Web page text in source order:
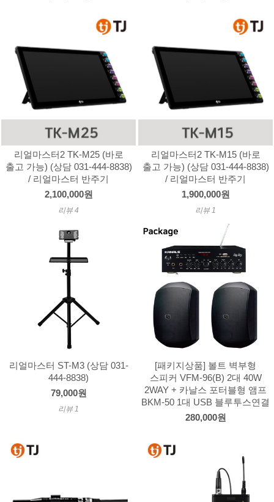
리얼마스터2 TK-M25 (바로
출고 가능) (상담 031-444-8838)
/ 리얼마스터 반주기
2,100,000원
리뷰 4
리얼마스터2 TK-M15 (바로
출고 가능) (상담 031-444-8838)
/ 리얼마스터 반주기
1,900,000원
리뷰 1
리얼마스터 ST-M3 (상담 031-
444-8838)
79,000원
리뷰 1
[패키지상품] 볼트 벽부형
스피커 VFM-96(B) 2대 40W
2WAY + 카날스 포터블형 앰프
BKM-50 1대 USB 블루투스연결
280,000원